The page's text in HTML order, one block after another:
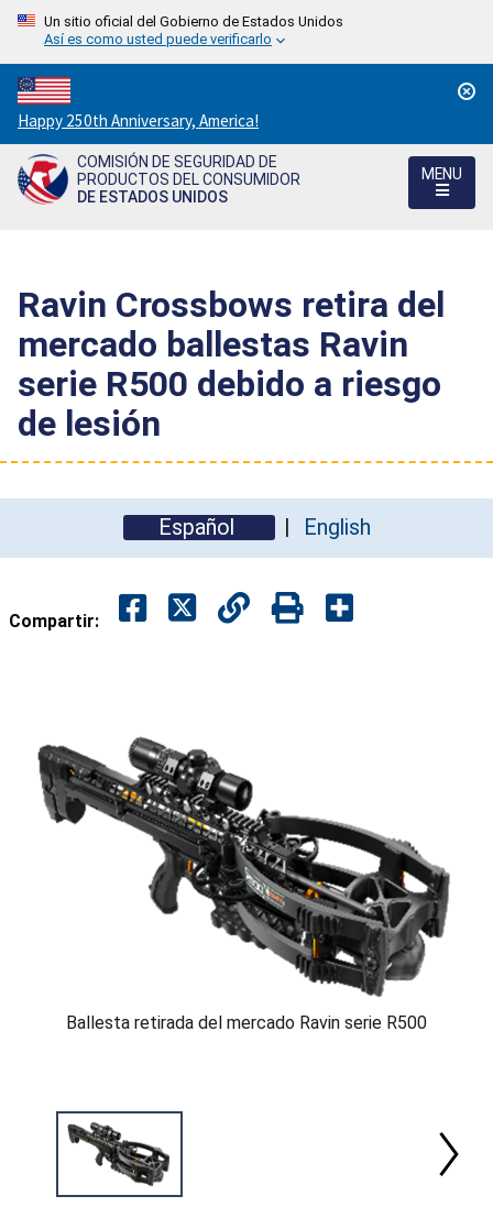
Un sitio oficial del Gobierno de Estados Unidos
Así es como usted puede verificarlo
Countdown
to
America's
250th
Happy 250th Anniversary, America!
COMISIÓN DE SEGURIDAD DE
PRODUCTOS DEL CONSUMIDOR
DE ESTADOS UNIDOS
MENU
Ravin Crossbows retira del
mercado ballestas Ravin
serie R500 debido a riesgo
de lesión
Español English
Compartir:
Ballesta retirada del mercado Ravin serie R500